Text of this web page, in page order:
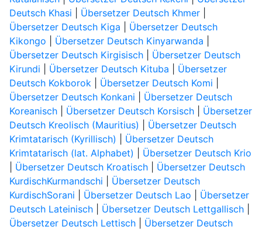
Deutsch Khasi
Übersetzer Deutsch Khmer|
Übersetzer Deutsch Kiga
Übersetzer Deutsch
Kikongo
Übersetzer Deutsch Kinyarwanda
Übersetzer Deutsch Kirgisisch| Übersetzer Deutsch
Kirundi
Übersetzer Deutsch Kituba
Übersetzer
Deutsch Kokborok| Übersetzer Deutsch Komi
Übersetzer Deutsch Konkani
Übersetzer Deutsch
Koreanisch| Übersetzer Deutsch Korsisch| Übersetzer
Deutsch Kreolisch (Mauritius)
Übersetzer Deutsch
Krimtatarisch (Kyrillisch)
Übersetzer Deutsch
Krimtatarisch (lat. Alphabet)
Übersetzer Deutsch Krio
Übersetzer Deutsch Kroatisch| Übersetzer Deutsch
KurdischKurmandschi
Übersetzer Deutsch
KurdischSorani
Übersetzer Deutsch Lao
Übersetzer
Deutsch Lateinisch| Übersetzer Deutsch Lettgallisch|
Übersetzer Deutsch Lettisch| Übersetzer Deutsch